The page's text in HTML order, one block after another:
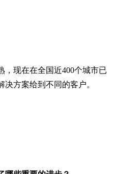
现在在全国近400个城市已
方案给到不同的客户。